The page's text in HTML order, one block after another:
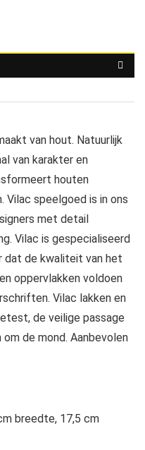
van hout. Natuurlijk
van karakter en
houten
speelgoed is in ons
met detail
Vilac is gespecialiseerd
dat de kwaliteit van het
oppervlakken voldoen
Vilac lakken en
de veilige passage
de mond. Aanbevolen
breedte, 17,5 cm